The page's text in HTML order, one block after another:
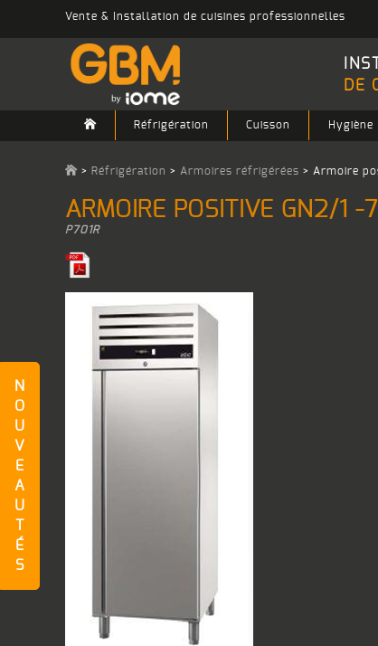
N
O
U
V
E
A
U
É
S
Vente & Installation de cuisines professionnelles
DE
Réfrigération Cuisson Hygiène
> Réfrigération > Armoires réfrigérées > Armoire
ARMOIRE POSITIVE GN2/1
P701R